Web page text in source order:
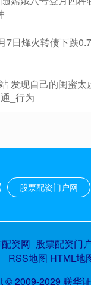
7日烽火转债下跌
发现自己的闺蜜
_行为
股票配资门户网
配资网_股票配资门
RSS地图 HTML地
© 2009-2029 联华